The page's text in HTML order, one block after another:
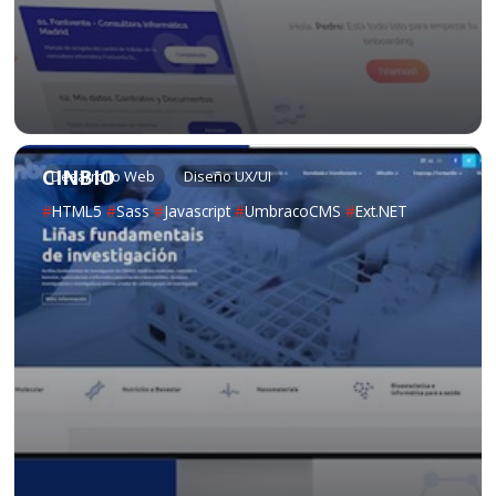
Desarrollo Web Diseño UX/UI
CINBIO
#HTML5#Sass#Javascript#UmbracoCMS #Ext.NET